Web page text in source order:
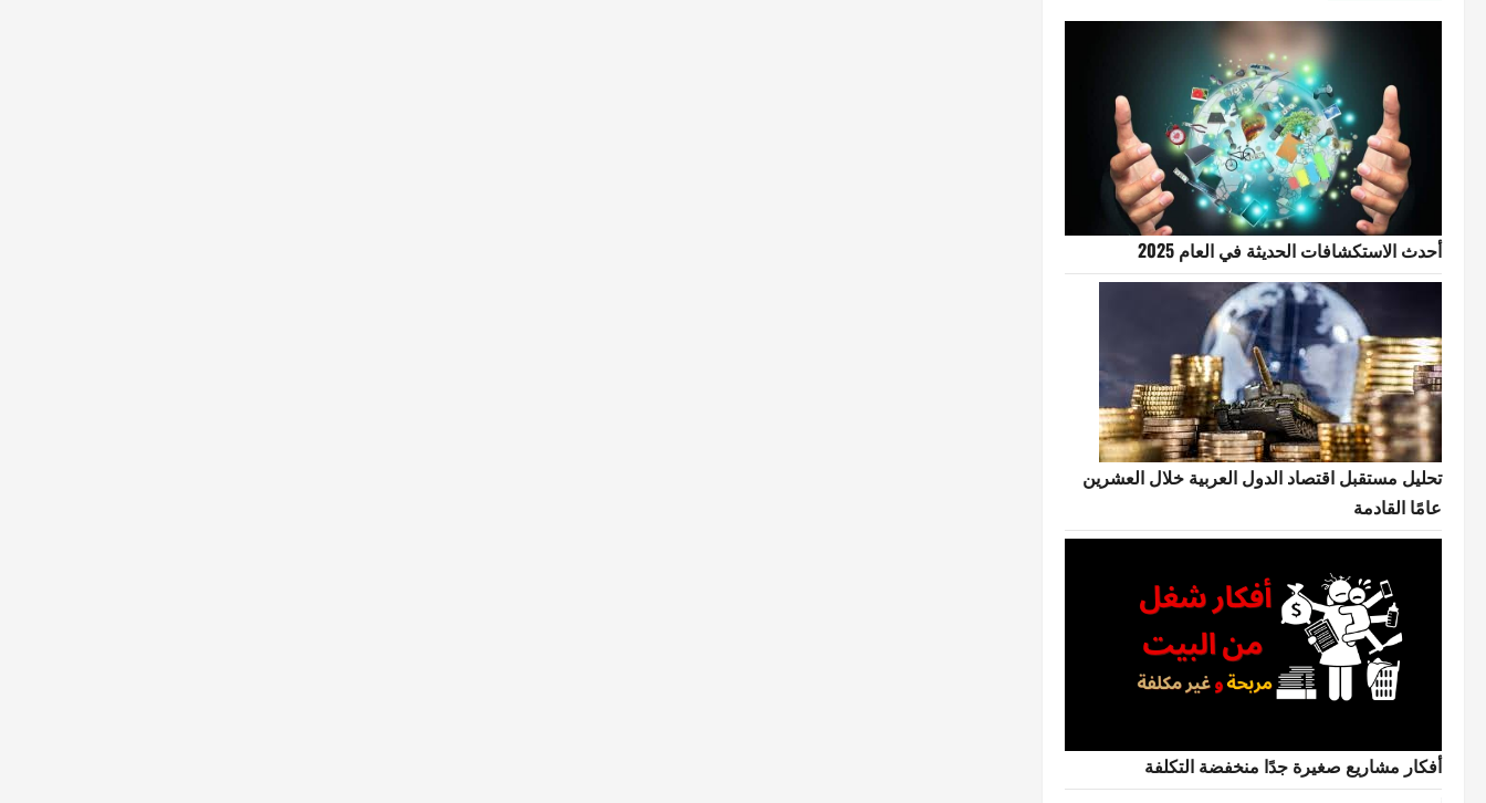
أحدث الاستكشافات الحديثة في العام 2025
تحليل مستقبل اقتصاد الدول العربية خلال العشرين
عامًا القادمة
أفكار مشاريع صغيرة جدًا منخفضة التكلفة